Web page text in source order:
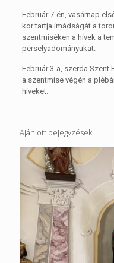
Február 7-én, vasárnap
kor tartja imádságát a
szentmiséken a hívek a
perselyadományukat.
Február 3-a, szerda Szent
a szentmise végén a
híveket.
Ajánlott bejegyzések